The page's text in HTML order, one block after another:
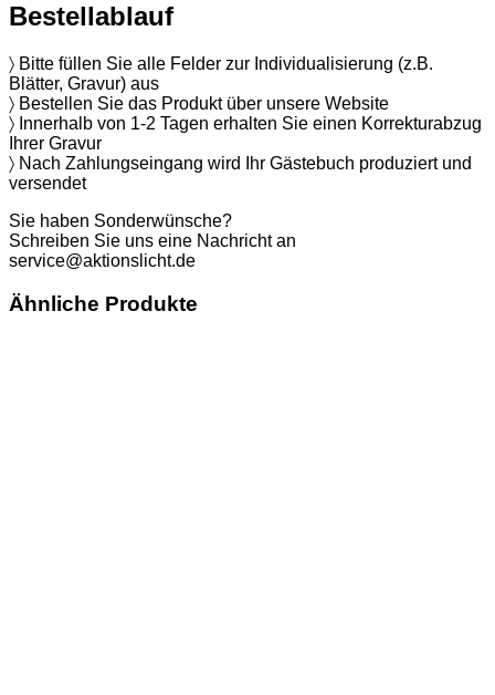
Bestellablauf
〉 Bitte füllen Sie alle Felder zur Individualisierung (z.B.
Blätter, Gravur) aus
〉 Bestellen Sie das Produkt über unsere Website
〉 Innerhalb von 1-2 Tagen erhalten Sie einen Korrekturabzug
Ihrer Gravur
〉 Nach Zahlungseingang wird Ihr Gästebuch produziert und
versendet
Sie haben Sonderwünsche?
Schreiben Sie uns eine Nachricht an
service@aktionslicht.de
Ähnliche Produkte